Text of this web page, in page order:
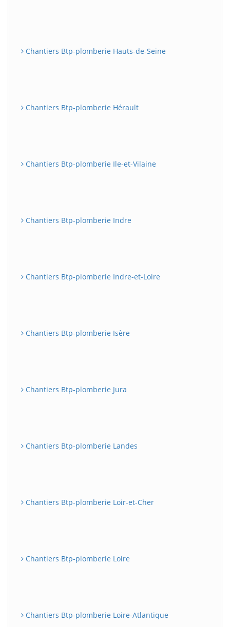
Chantiers Btp-plomberie Hauts-de-Seine
Chantiers Btp-plomberie Hérault
Chantiers Btp-plomberie Ile-et-Vilaine
Chantiers Btp-plomberie Indre
Chantiers Btp-plomberie Indre-et-Loire
Chantiers Btp-plomberie Isère
Chantiers Btp-plomberie Jura
Chantiers Btp-plomberie Landes
Chantiers Btp-plomberie Loir-et-Cher
Chantiers Btp-plomberie Loire
Chantiers Btp-plomberie Loire-Atlantique